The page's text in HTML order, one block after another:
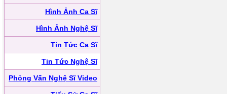
Hình Ảnh Ca Sĩ
Hình Ảnh Nghệ Sĩ
Tin Tức Ca Sĩ
Tin Tức Nghệ Sĩ
Phỏng Vấn Nghệ Sĩ Video